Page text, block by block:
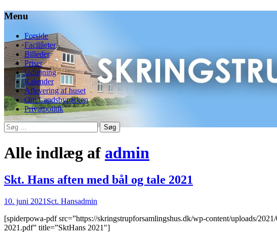
Menu
Videre
til
indhold
Forside
Faciliteter
Billeder
Priser
Udlejning
Kalender
Aflevering af huset
Om Landsbyparken
Privatpolitik
Søg
efter:
Alle indlæg af admin
Skt. Hans aften med bål og tale 2021
10. juni 2021 Sct. Hansadmin
[spiderpowa-pdf src=”https://skringstrupforsamlingshus.dk/wp-content/uploads/
2021.pdf” title=”SktHans 2021″]